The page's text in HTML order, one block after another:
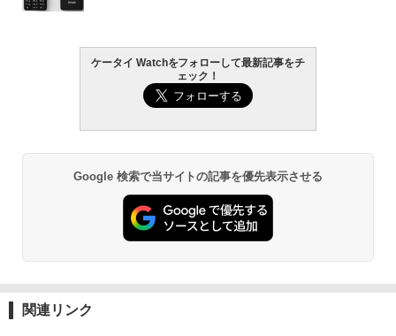
ケータイ Watchをフォローして最新記事をチ
ェック！
Google 検索で当サイトの記事を優先表示させる
関連リンク